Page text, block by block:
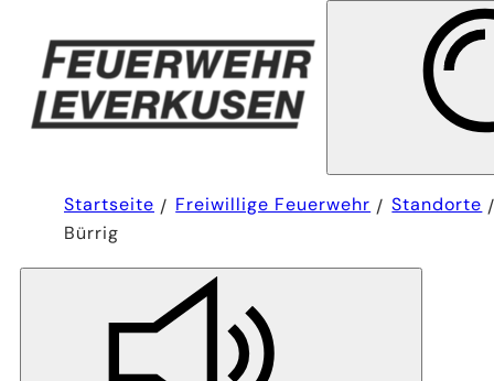
Startseite Freiwillige Feuerwehr
Standorte
Bürrig